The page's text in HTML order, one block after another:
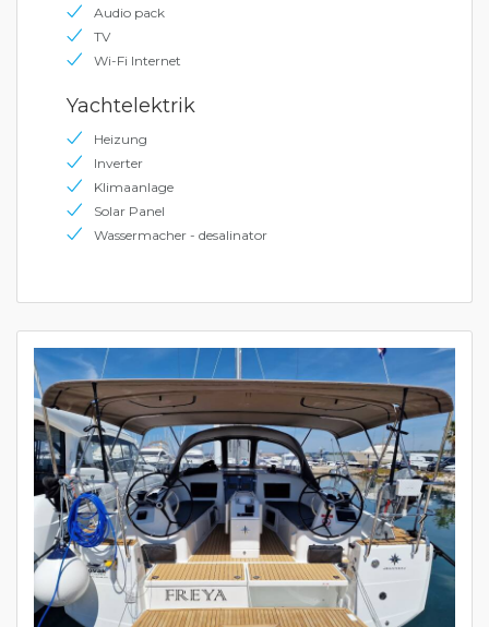
Audio pack
TV
Wi-Fi Internet
Yachtelektrik
Heizung
Inverter
Klimaanlage
Solar Panel
Wassermacher - desalinator